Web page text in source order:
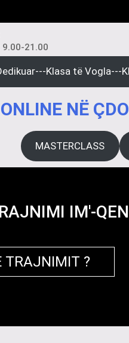
9.00-21.00
Klasa të Vogla---
NË
MASTERCLASS
IM'-
TRAJNIMIT ?